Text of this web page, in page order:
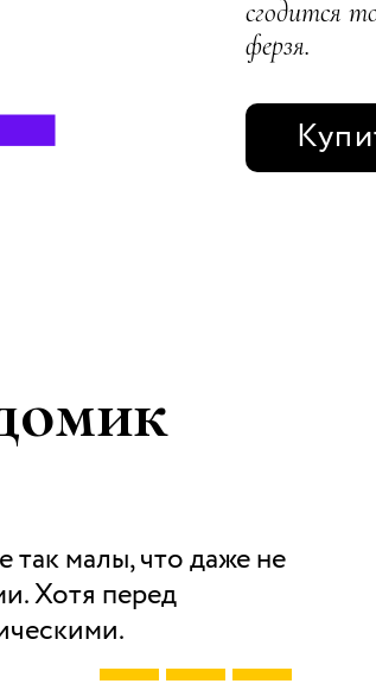
сгодится
ферзя.
так малы, что даже не
Хотя перед